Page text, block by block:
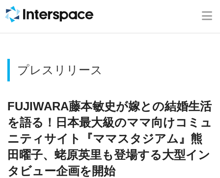
ホーム
事業内容
ニュース
IR情報
ブログ
プレスリリース
FUJIWARA藤本敏史が嫁との結婚生活
を語る！日本最大級のママ向けコミュ
ニティサイト『ママスタジアム』熊
田曜子、蛯原英里も登場する大型イン
タビュー企画を開始